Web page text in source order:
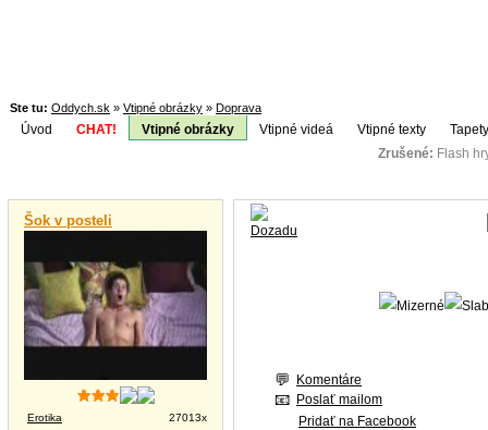
Ste tu: Oddych.sk » Vtipné obrázky » Doprava
Úvod CHAT! Vtipné obrázky Vtipné videá Vtipné texty
Zrušené: Flash
Šok v posteli
Erotika 27013x
Komentáre
Poslať mailom
Pridať na Facebook